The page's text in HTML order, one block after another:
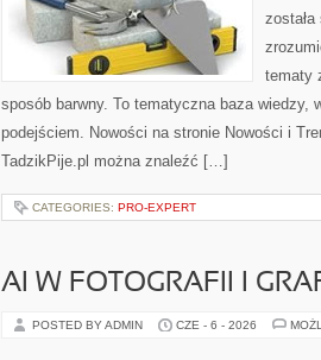
tematy
sposób barwny. To tematyczna baza wiedzy,
podejściem. Nowości na stronie Nowości i
TadzikPije.pl można znaleźć […]
CATEGORIES: PRO-EXPERT
AI W FOTOGRAFII I
POSTED BY ADMIN CZE - 6 - 2026